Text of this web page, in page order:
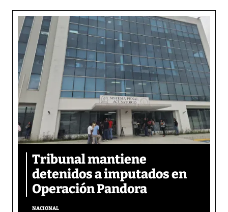
Tribunal mantiene
detenidos a imputados en
Operación Pandora
NACIONAL